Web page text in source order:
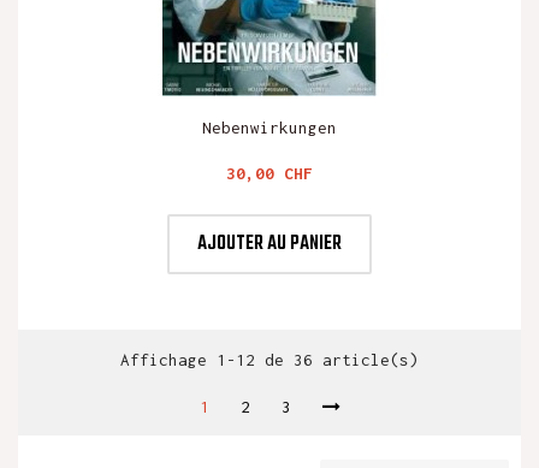
Nebenwirkungen
Prix
30,00 CHF
AJOUTER AU PANIER
Affichage 1-12 de 36 article(s)
1 2 3